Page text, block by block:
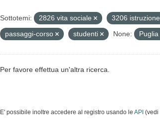
Sottotemi: 2826 vita sociale 3206 istruzione
passaggi-corso
studenti None: Puglia
Per favore effettua un'altra ricerca.
E' possibile inoltre accedere al registro usando le API (vedi